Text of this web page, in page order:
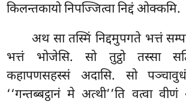
किलन्तकायो निपज्जित्वा निद्दं ओक्कमि.
अथ सा तस्मिं निद्दमुपगते भत्तं
भत्तं भोजेसि. सो तुट्ठो तस्सा
कहापणसहस्सं अदासि. सो
‘‘गन्तब्बट्ठानं मे अत्थी’’ति वत्वा